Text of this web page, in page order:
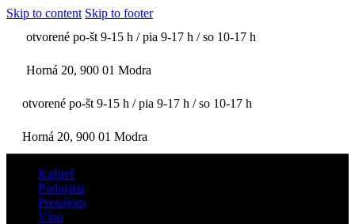
Skip to content Skip to footer
otvorené po-št 9-15 h / pia 9-17 h / so 10-17 h
Horná 20, 900 01 Modra
otvorené po-št 9-15 h / pia 9-17 h / so 10-17 h
Horná 20, 900 01 Modra
Kaštieľ
Podujatia
Prenájom
Víno